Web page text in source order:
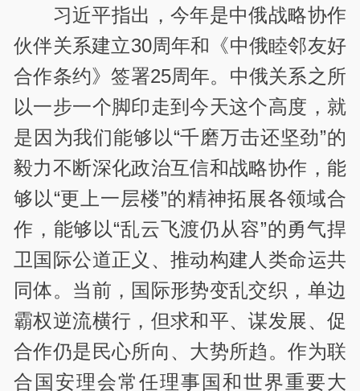
习近平指出，今年是中俄战略协作
伙伴关系建立30周年和《中俄睦邻友好
合作条约》签署25周年。中俄关系之所
以一步一个脚印走到今天这个高度，就
是因为我们能够以“千磨万击还坚劲”的
毅力不断深化政治互信和战略协作，能
够以“更上一层楼”的精神拓展各领域合
作，能够以“乱云飞渡仍从容”的勇气捍
卫国际公道正义、推动构建人类命运共
同体。当前，国际形势变乱交织，单边
霸权逆流横行，但求和平、谋发展、促
合作仍是民心所向、大势所趋。作为联
合国安理会常任理事国和世界重要大